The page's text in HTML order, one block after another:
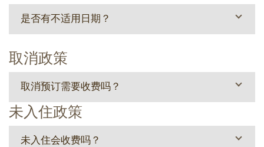
是否有不适用日期？
取消政策
取消预订需要收费吗？
未入住政策
未入住会收费吗？